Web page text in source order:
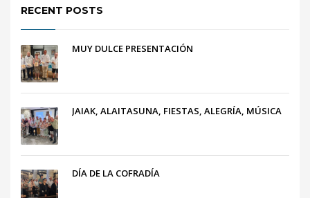
RECENT POSTS
MUY DULCE PRESENTACIÓN
JAIAK, ALAITASUNA, FIESTAS, ALEGRÍA, MÚSICA
DÍA DE LA COFRADÍA